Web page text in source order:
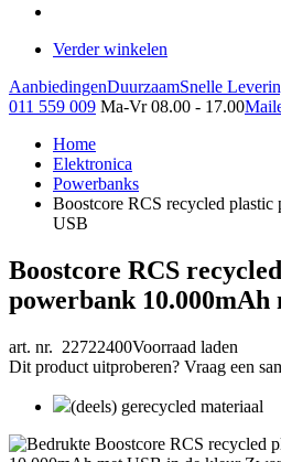
Verder winkelen
AanbiedingenDuurzaamSnelle
011 559 009 Ma-Vr 08.00 - 17.00
Home
Elektronica
Powerbanks
Boostcore RCS recycled
USB
Boostcore RCS
powerbank 10.000mAh
art. nr. 22722400Voorraad laden
Dit product uitproberen? Vraag een
(deels) gerecycled materiaal